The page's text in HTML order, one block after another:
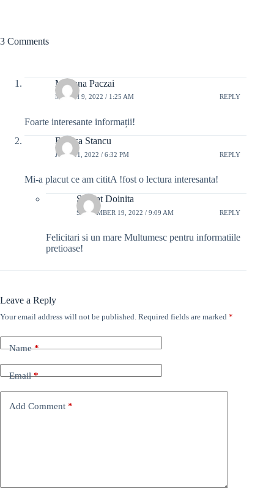
3 Comments
Mariana Paczai
MARCH 9, 2022 / 1:25 AM REPLY
Foarte interesante informații!
Budica Stancu
JUNE 11, 2022 / 6:32 PM REPLY
Mi-a placut ce am cititA !fost o lectura interesanta!
Scarlat Doinita
SEPTEMBER 19, 2022 / 9:09 AM REPLY
Felicitari si un mare Multumesc pentru informatiile
pretioase!
Leave a Reply
Your email address will not be published. Required fields are marked *
Name*
Email*
Add Comment *